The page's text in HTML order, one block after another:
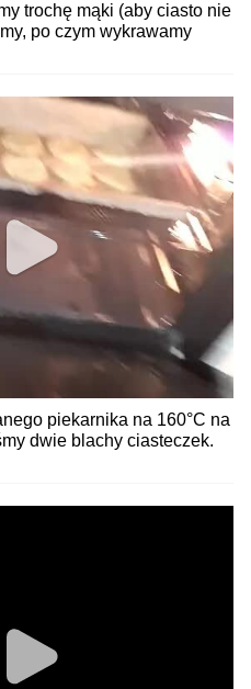
trochę mąki (aby ciasto nie
po czym wykrawamy
piekarnika na 160°C na
dwie blachy ciasteczek.